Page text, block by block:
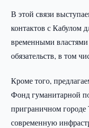
В этой связи
контактов с Кабулом
временными
обязательств, в том
Кроме того,
Фонд гуманитарной
приграничном городе
современную